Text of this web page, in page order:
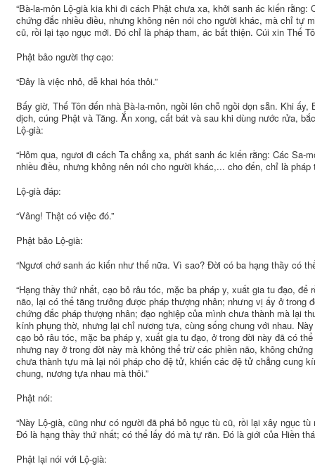
“Bà-la-môn Lộ-già kia khi đi cách Phật chưa xa, khởi sanh ác kiến rằng:
chứng đắc nhiều điều, nhưng không nên nói cho người khác, mà chỉ tự
cũ, rồi lại tạo ngục mới. Đó chỉ là pháp tham, ác bất thiện. Cúi xin Thế
Phật bảo người thợ cạo:
“Đây là việc nhỏ, dễ khai hóa thôi.”
Bấy giờ, Thế Tôn đến nhà Bà-la-môn, ngồi lên chỗ ngồi dọn sẵn. Khi
dịch, cúng Phật và Tăng. Ắn xong, cất bát và sau khi dùng nước rửa,
Lộ-già:
“Hôm qua, ngươi đi cách Ta chẳng xa, phát sanh ác kiến rằng: Các Sa-
nhiều điều, nhưng không nên nói cho người khác,... cho đến, chỉ là
Lộ-già đáp:
“Vâng! Thật có việc đó.”
Phật bảo Lộ-già:
“Ngươi chớ sanh ác kiến như thế nữa. Vì sao? Đời có ba hạng thầy có
“Hạng thầy thứ nhất, cạo bỏ râu tóc, mặc ba pháp y, xuất gia tu đạo,
não, lại có thể tăng trưởng được pháp thượng nhân; nhưng vị ấy ở trong
chứng đắc pháp thượng nhân; đạo nghiệp của mình chưa thành mà lại
kính phụng thờ, nhưng lại chỉ nương tựa, cùng sống chung với nhau.
cạo bỏ râu tóc, mặc ba pháp y, xuất gia tu đạo, ở trong đời này đã có
nhưng nay ở trong đời này mà không thể trừ các phiền não, không
chưa thành tựu mà lại nói pháp cho đệ tử, khiến các đệ tử chẳng cung
chung, nương tựa nhau mà thôi.”
Phật nói:
“Này Lộ-già, cũng như có người đã phá bỏ ngục tù cũ, rồi lại xây ngục
Đó là hạng thầy thứ nhất; có thể lấy đó mà tự răn. Đó là giới của Hiền
Phật lại nói với Lộ-già: